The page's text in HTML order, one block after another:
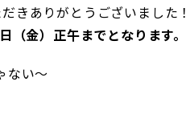
きありがとうございました！
金）正午までとなります。
ない～